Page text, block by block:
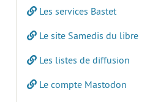
Les services Bastet
Le site Samedis du libre
Les listes de diffusion
Le compte Mastodon